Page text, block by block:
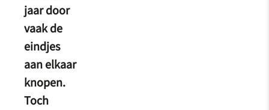
jaar door
vaak de
eindjes
aan elkaar
knopen.
Toch